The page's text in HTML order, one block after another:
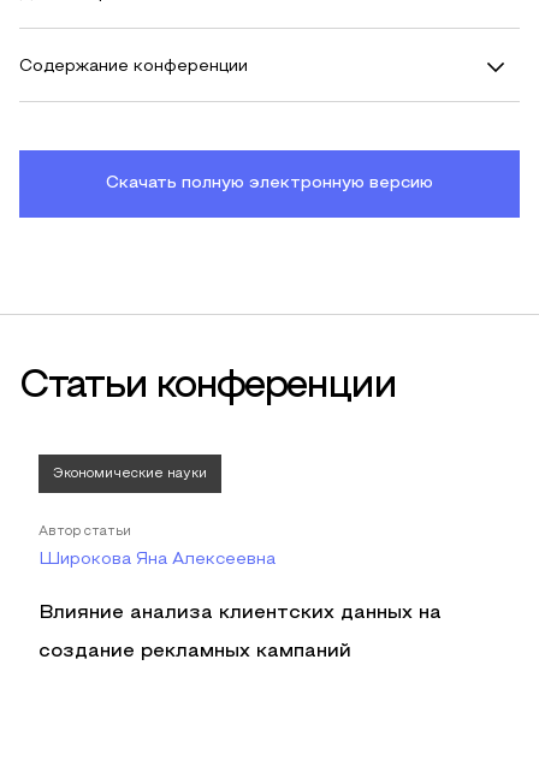
Содержание конференции
Скачать полную электронную версию
Статьи конференции
Экономические науки
Автор статьи
Широкова Яна Алексеевна
Влияние анализа клиентских данных на
создание рекламных кампаний